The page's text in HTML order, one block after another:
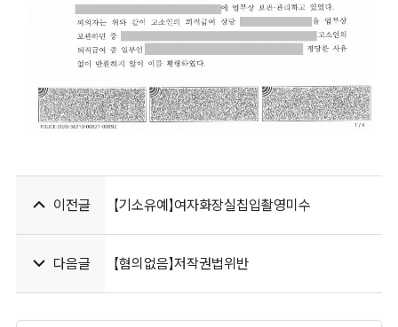
이전글 【기소유예】여자화장실칩입촬영미수
다음글 【혐의없음】저작권법위반